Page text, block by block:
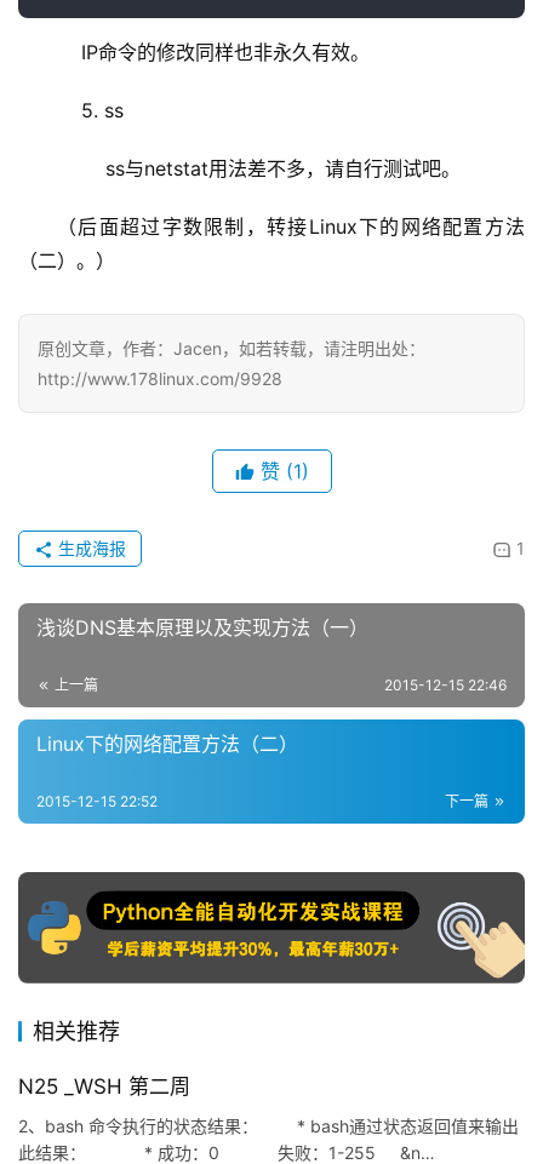
IP命令的修改同样也非永久有效。
5. ss
ss与netstat用法差不多，请自行测试吧。
（后面超过字数限制，转接Linux下的网络配置方法
（二）。）
原创文章，作者：Jacen，如若转载，请注明出处：
http://www.178linux.com/9928
赞 (1)
1
生成海报
浅谈DNS基本原理以及实现方法（一）
上一篇 2015-12-15 22:46
Linux下的网络配置方法（二）
下一篇
2015-12-15 22:52
相关推荐
N25 _WSH 第二周
2、bash 命令执行的状态结果： * bash通过状态返回值来输出
此结果： * 成功：0 失败：1-255 &n…